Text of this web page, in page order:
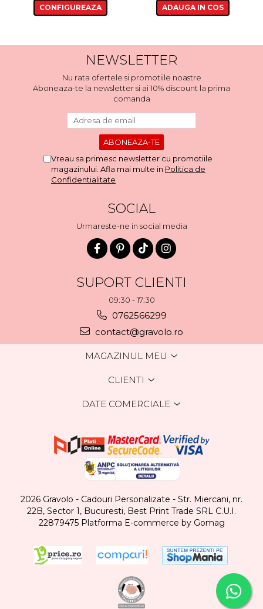
CONFIGUREAZA ADAUGA IN COS
NEWSLETTER
Nu rata ofertele si promotiile noastre
Aboneaza-te la newsletter si ai 10% discount la prima
comanda
Vreau sa primesc newsletter cu promotiile
magazinului. Afla mai multe in Politica de
Confidentialitate
SOCIAL
Urmareste-ne in social media
SUPORT CLIENTI
09:30 - 17:30
0762566299
contact@gravolo.ro
MAGAZINUL MEU
CLIENTI
DATE COMERCIALE
2026 Gravolo - Cadouri Personalizate - Str. Miercani, nr.
22B, Sector 1, Bucuresti, Best Print Trade SRL C.U.I.
22879475 Platforma E-commerce by Gomag